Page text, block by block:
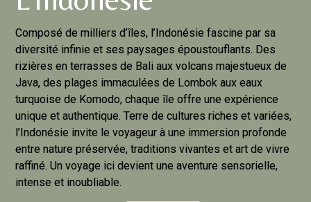
Composé de milliers d’îles, l’Indonésie fascine par sa
diversité infinie et ses paysages époustouflants. Des
rizières en terrasses de Bali aux volcans majestueux de
Java, des plages immaculées de Lombok aux eaux
turquoise de Komodo, chaque île offre une expérience
unique et authentique. Terre de cultures riches et variées,
l’Indonésie invite le voyageur à une immersion profonde
entre nature préservée, traditions vivantes et art de vivre
raffiné. Un voyage ici devient une aventure sensorielle,
intense et inoubliable.